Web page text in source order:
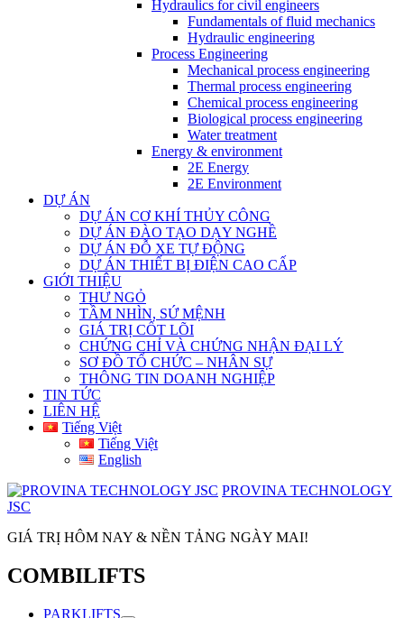
Hydraulics for civil engineers
Fundamentals of fluid mechanics
Hydraulic engineering
Process Engineering
Mechanical process engineering
Thermal process engineering
Chemical process engineering
Biological process engineering
Water treatment
Energy & environment
2E Energy
2E Environment
DỰ ÁN
DỰ ÁN CƠ KHÍ THỦY CÔNG
DỰ ÁN ĐÀO TẠO DẠY NGHỀ
DỰ ÁN ĐỖ XE TỰ ĐỘNG
DỰ ÁN THIẾT BỊ ĐIỆN CAO CẤP
GIỚI THIỆU
THƯ NGỎ
TẦM NHÌN, SỨ MỆNH
GIÁ TRỊ CỐT LÕI
CHỨNG CHỈ VÀ CHỨNG NHẬN ĐẠI LÝ
SƠ ĐỒ TỔ CHỨC – NHÂN SỰ
THÔNG TIN DOANH NGHIỆP
TIN TỨC
LIÊN HỆ
Tiếng Việt
Tiếng Việt
English
PROVINA TECHNOLOGY
JSC
GIÁ TRỊ HÔM NAY & NỀN TẢNG NGÀY MAI!
COMBILIFTS
PARKLIFTS